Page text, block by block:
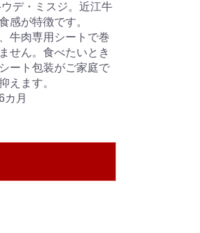
デ・ミスジ。近江牛
感が特徴です。
牛肉専用シートで巻
せん。食べたいとき
ート包装がご家庭で
えます。
月